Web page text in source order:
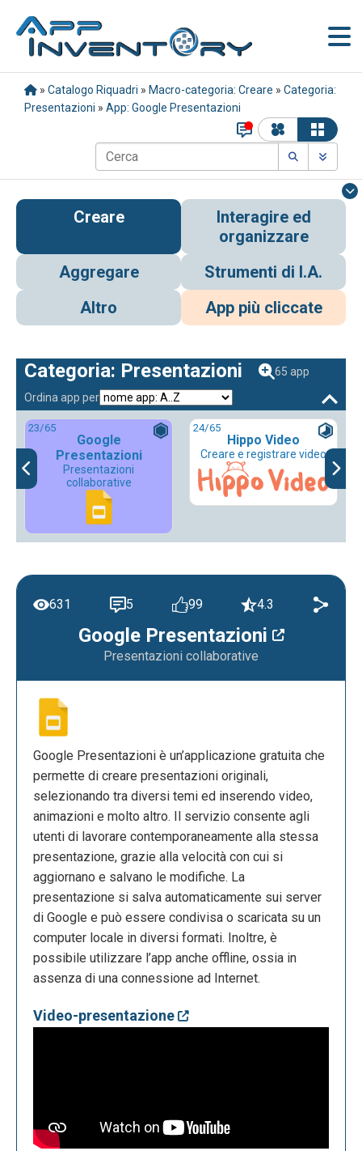
» Catalogo Riquadri » Macro-categoria: Creare » Categoria:
Presentazioni » App: Google Presentazioni
Creare
Interagire ed
organizzare
Aggregare
Strumenti di I.A.
Altro
App più cliccate
Categoria: Presentazioni
65 app
Ordina app per
23/65
Google
Presentazioni
Presentazioni
collaborative
24/65
Hippo Video
Creare e registrare video
Google Presentazioni
Presentazioni collaborative
631 5 99 4.3
Google Presentazioni è un’applicazione gratuita che
permette di creare presentazioni originali,
selezionando tra diversi temi ed inserendo video,
animazioni e molto altro. Il servizio consente agli
utenti di lavorare contemporaneamente alla stessa
presentazione, grazie alla velocità con cui si
aggiornano e salvano le modifiche. La
presentazione si salva automaticamente sui server
di Google e può essere condivisa o scaricata su un
computer locale in diversi formati. Inoltre, è
possibile utilizzare l’app anche offline, ossia in
assenza di una connessione ad Internet.
Video-presentazione